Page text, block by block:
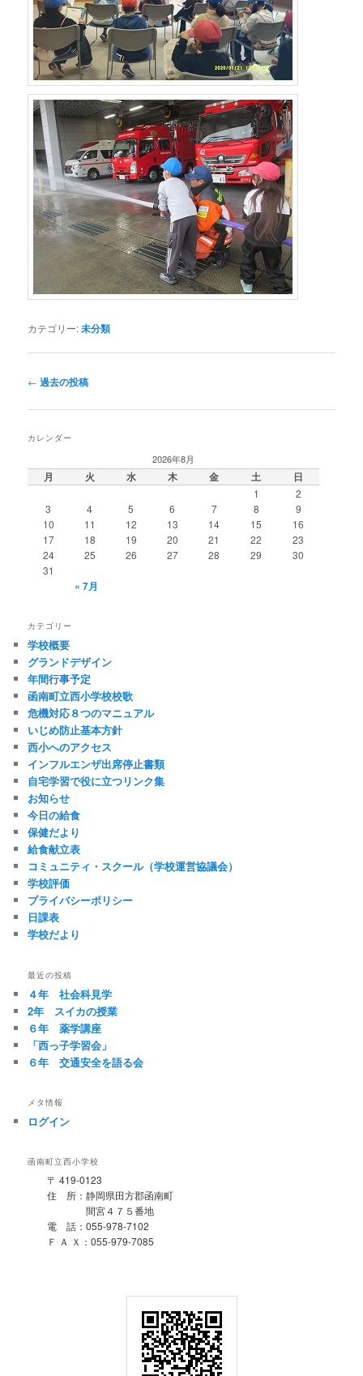
カテゴリー:未分類
投
ナ
シ
← 過去の投稿
カレンダー
2026年8月
月 火 水 木 金 土 日
1
2
3
4 5 6 7 8
9
10
11 12 13 14 15
16
17
18 19 20 21 22
23
24
25 26 27 28 29
30
31
« 7月
カテゴリー
学校概要
グランドデザイン
年間行事予定
函南町立西小学校校歌
危機対応８つのマニュアル
いじめ防止基本方針
西小へのアクセス
インフルエンザ出席停止書類
自宅学習で役に立つリンク集
お知らせ
今日の給食
保健だより
給食献立表
コミュニティ・スクール（学校運営協議会）
学校評価
プライバシーポリシー
日課表
学校だより
最近の投稿
４年 社会科見学
2年 スイカの授業
６年 薬学講座
「西っ子学習会」
６年 交通安全を語る会
メタ情報
ログイン
函南町立西小学校
〒 419-0123
住 所：静岡県田方郡函南町
間宮４７５番地
電 話：055-978-7102
Ｆ Ａ Ｘ：055-979-7085